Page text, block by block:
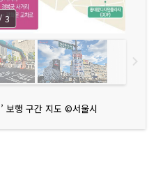
보행 구간 지도 ©서울시
/ 3